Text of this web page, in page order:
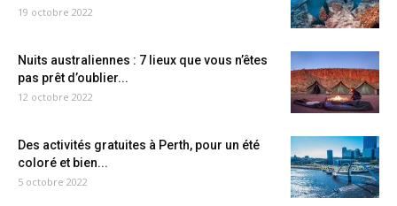
19 octobre 2022
Nuits australiennes : 7 lieux que vous n’êtes
pas prêt d’oublier...
12 octobre 2022
Des activités gratuites à Perth, pour un été
coloré et bien...
5 octobre 2022